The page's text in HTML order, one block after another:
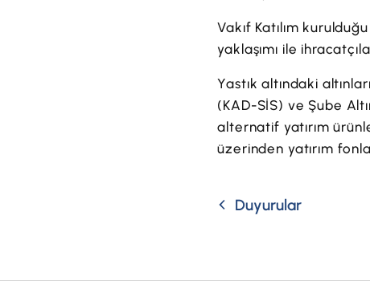
Vakıf Katılım
yaklaşımı ile
Yastık altındaki
(KAD-SİS) ve Şube
alternatif yatırım
üzerinden yatırım
Duyurular